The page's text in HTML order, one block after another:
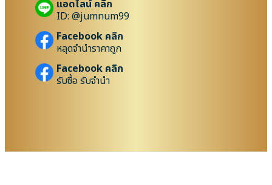
แอดไลน์ คลิก
ID: @jumnum99
Facebook คลิก
หลุดจำนำราคาถูก
Facebook คลิก
รับซื้อ รับจำนำ